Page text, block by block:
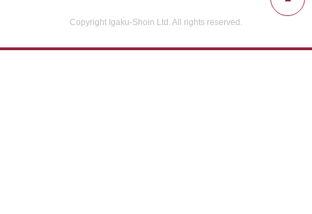
Copyright Igaku-Shoin Ltd. All rights reserved.